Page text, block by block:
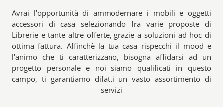
Avrai l'opportunità di ammodernare i mobili e oggetti
accessori di casa selezionando fra varie proposte di
Librerie e tante altre offerte, grazie a soluzioni ad hoc di
ottima fattura. Affinchè la tua casa rispecchi il mood e
l'animo che ti caratterizzano, bisogna affidarsi ad un
progetto personale e noi siamo qualificati in questo
campo, ti garantiamo difatti un vasto assortimento di
servizi